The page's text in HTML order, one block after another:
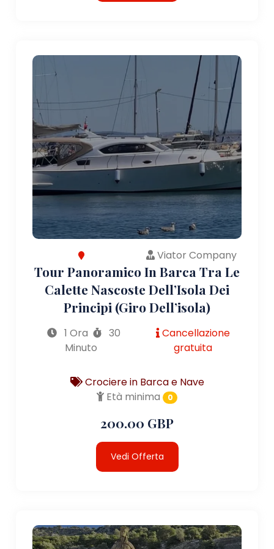
Viator Company
Tour Panoramico In Barca Tra Le
Calette Nascoste Dell’Isola Dei
Principi (giro Dell’isola)
1 Ora
30
Minuto
Cancellazione
gratuita
Crociere in Barca e Nave
Età minima
0
200.00 GBP
Vedi Offerta